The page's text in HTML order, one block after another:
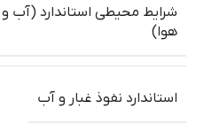
شرایط محیطی استاندارد (آب و
هوا)
استاندارد نفوذ غبار و آب